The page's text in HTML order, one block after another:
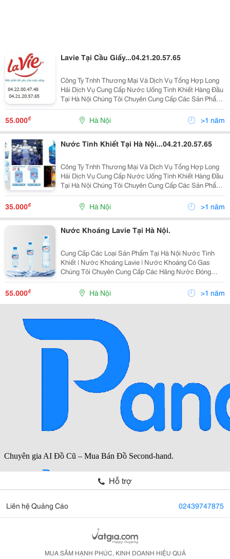
Lavie Tại Cầu Giấy...04.21.20.57.65
Công Ty Tnhh Thương Mại Và Dịch Vụ Tổng Hợp Long
Hải Dịch Vụ Cung Cấp Nước Uống Tinh Khiết Hàng Đầu
Tại Hà Nội Chúng Tôi Chuyên Cung Cấp Các Sản Phẩm
Về Nước Khoáng , Nước Uống Tinh Khiết Đạt Tiêu
Chuẩn Hàng Việt Nam Chất Lượng Cao ( Iso 9001-2
55.000₫ Hà Nội >1 năm
Nước Tinh Khiết Tại Hà Nội...04.21.20.57.65
Công Ty Tnhh Thương Mại Và Dịch Vụ Tổng Hợp Long
Hải Dịch Vụ Cung Cấp Nước Uống Tinh Khiết Hàng Đầu
Tại Hà Nội Chúng Tôi Chuyên Cung Cấp Các Sản Phẩm
Về Nước Khoáng , Nước Uống Tinh Khiết Đạt Tiêu
Chuẩn Hàng Việt Nam Chất Lượng Cao ( Iso 9001-2
35.000₫ Hà Nội >1 năm
Nước Khoáng Lavie Tại Hà Nội.
Cung Cấp Các Loại Sản Phẩm Tại Hà Nội Nước Tinh
Khiết | Nước Khoáng Lavie | Nước Khoáng Có Gas
Chúng Tôi Chuyên Cung Cấp Các Hãng Nước Đóng
Chai, Thùng, 0,3 - 0,5Ml - 1,5Lit - 5Lit - 19Lit Chúng Tôi
Cung Cấp Đa Dạng Các Sản Phẩm Nước Tin
55.000₫ Hà Nội >1 năm
Hỗ trợ
Liên hệ Quảng Cáo 02439747875
MUA SẮM HẠNH PHÚC, KINH DOANH HIỆU QUẢ